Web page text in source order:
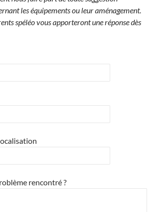
les équipements ou leur aménagement.
spéléo vous apporteront une réponse dès
rencontré ?